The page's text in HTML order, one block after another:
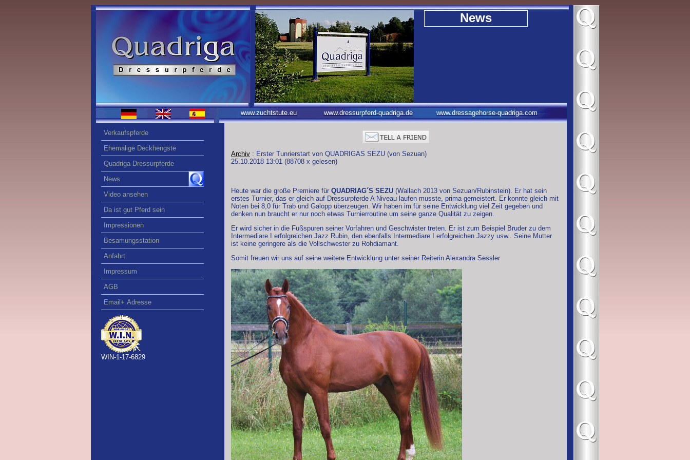
News
Verkaufspferde
Ehemalige Deckhengste
Quadriga Dressurpferde
News
Video ansehen
Da ist gut Pferd sein
Impressionen
Besamungsstation
Anfahrt
Impressum
AGB
Email+ Adresse
WIN-1-17-6829
www.zuchtstute.eu www.dressurpferd-quadriga.de www.dressagehorse-quadriga.com
Archiv : Erster Tunrierstart von QUADRIGAS SEZU (von Sezuan)
25.10.2018 13:01 (88708 x gelesen)
Heute war die große Premiere für QUADRIAG´S SEZU (Wallach 2013 von Sezuan/Rubinstein). Er hat sein
erstes Turnier, das er gleich auf Dressurpferde A Niveau laufen musste, prima gemeistert. Er konnte gleich mit
Noten bei 8,0 für Trab und Galopp überzeugen. Wir haben im für seine Entwicklung viel Zeit gegeben und
denken nun braucht er nur noch etwas Turnierroutine um seine ganze Qualität zu zeigen.
Er wird sicher in die Fußspuren seiner Vorfahren und Geschwister treten. Er ist zum Beispiel Bruder zu dem
Intermediare I erfolgreichen Jazz Rubin, den ebenfalls Intermediare I erfolgreichen Jazzy usw.. Seine Mutter
ist keine geringere als die Vollschwester zu Rohdiamant.
Somit freuen wir uns auf seine weitere Entwicklung unter seiner Reiterin Alexandra Sessler